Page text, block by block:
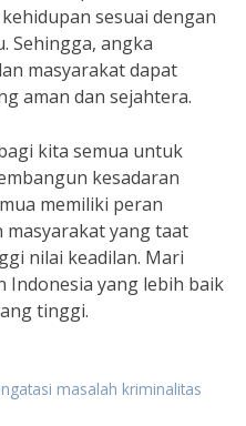
sesuai dengan
Sehingga, angka
masyarakat dapat
aman dan sejahtera.
kita semua untuk
kesadaran
memiliki peran
masyarakat yang taat
nilai keadilan. Mari
Indonesia yang lebih baik
tinggi.
masalah kriminalitas